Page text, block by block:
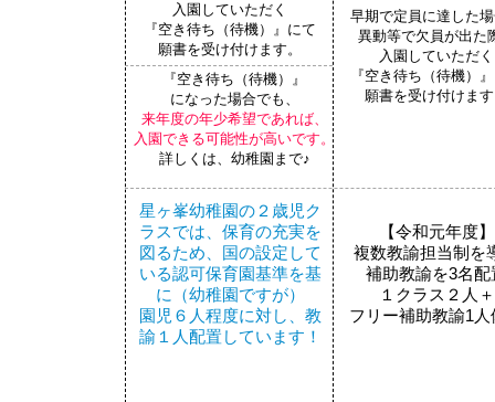
星ヶ峯幼稚園の２歳児ク
ラスでは、保育の充実を
図るため、国の設定して
いる認可保育園基準を基
に（幼稚園ですが）
園児６人程度に対し、教
諭１人配置しています！
【令和元年度】
複数教諭担当制を
補助教諭を3名配
１クラス２人＋
フリー補助教諭1人
​入園していただく
『空き待ち（待機）』にて
願書を受け付けます。
早期で定員に達した
異動等で欠員が出た
​入園していただく
『空き待ち（待機）
願書を受け付けま
『空き待ち（待機）』
になった場合でも、
来年度の年少希望であれば、
入園できる可能性が高いです。
​詳しくは、幼稚園まで♪